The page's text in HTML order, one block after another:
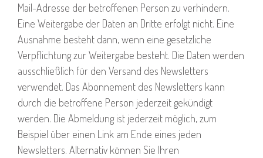
Mail-Adresse der betroffenen Person zu verhindern.
Eine Weitergabe der Daten an Dritte erfolgt nicht. Eine
Ausnahme besteht dann, wenn eine gesetzliche
Verpflichtung zur Weitergabe besteht. Die Daten werden
ausschließlich für den Versand des Newsletters
verwendet. Das Abonnement des Newsletters kann
durch die betroffene Person jederzeit gekündigt
werden. Die Abmeldung ist jederzeit möglich, zum
Beispiel über einen Link am Ende eines jeden
Newsletters. Alternativ können Sie Ihren